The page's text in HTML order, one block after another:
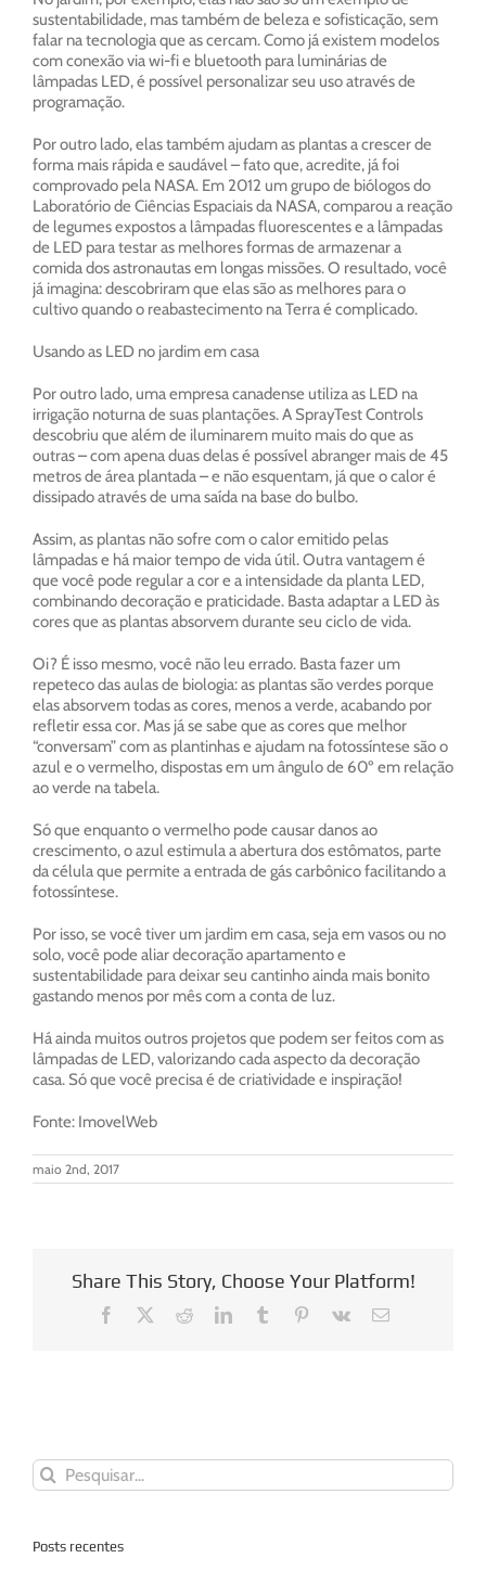
sustentabilidade, mas também de beleza e sofisticação, sem
falar na tecnologia que as cercam. Como já existem modelos
com conexão via wi-fi e bluetooth para luminárias de
lâmpadas LED, é possível personalizar seu uso através de
programação.
Por outro lado, elas também ajudam as plantas a crescer de
forma mais rápida e saudável – fato que, acredite, já foi
comprovado pela NASA. Em 2012 um grupo de biólogos do
Laboratório de Ciências Espaciais da NASA, comparou a reação
de legumes expostos a lâmpadas fluorescentes e a lâmpadas
de LED para testar as melhores formas de armazenar a
comida dos astronautas em longas missões. O resultado, você
já imagina: descobriram que elas são as melhores para o
cultivo quando o reabastecimento na Terra é complicado.
Usando as LED no jardim em casa
Por outro lado, uma empresa canadense utiliza as LED na
irrigação noturna de suas plantações. A SprayTest Controls
descobriu que além de iluminarem muito mais do que as
outras – com apena duas delas é possível abranger mais de 45
metros de área plantada – e não esquentam, já que o calor é
dissipado através de uma saída na base do bulbo.
Assim, as plantas não sofre com o calor emitido pelas
lâmpadas e há maior tempo de vida útil. Outra vantagem é
que você pode regular a cor e a intensidade da planta LED,
combinando decoração e praticidade. Basta adaptar a LED às
cores que as plantas absorvem durante seu ciclo de vida.
Oi? É isso mesmo, você não leu errado. Basta fazer um
repeteco das aulas de biologia: as plantas são verdes porque
elas absorvem todas as cores, menos a verde, acabando por
refletir essa cor. Mas já se sabe que as cores que melhor
“conversam” com as plantinhas e ajudam na fotossíntese são o
azul e o vermelho, dispostas em um ângulo de 60º em relação
ao verde na tabela.
Só que enquanto o vermelho pode causar danos ao
crescimento, o azul estimula a abertura dos estômatos, parte
da célula que permite a entrada de gás carbônico facilitando a
fotossíntese.
Por isso, se você tiver um jardim em casa, seja em vasos ou no
solo, você pode aliar decoração apartamento e
sustentabilidade para deixar seu cantinho ainda mais bonito
gastando menos por mês com a conta de luz.
Há ainda muitos outros projetos que podem ser feitos com as
lâmpadas de LED, valorizando cada aspecto da decoração
casa. Só que você precisa é de criatividade e inspiração!
Fonte: ImovelWeb
maio 2nd, 2017
Share This Story, Choose Your Platform!
Facebook RedditLinkedInTumblr Pinterest
Vk
E-
Buscar
resultados
Posts recentes